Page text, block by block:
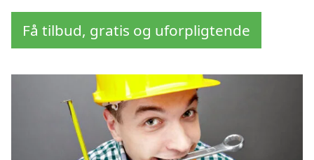
Få tilbud, gratis og uforpligtende